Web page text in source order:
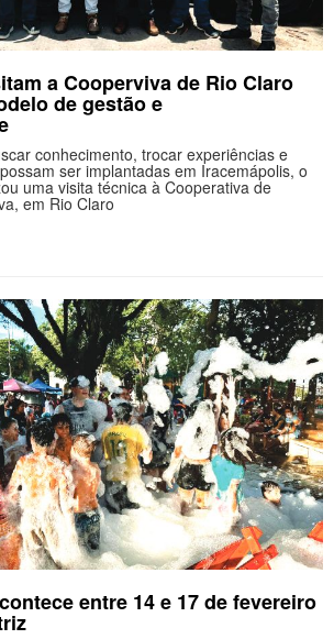
a Cooperviva de Rio Claro
de gestão e
conhecimento, trocar experiências e
ser implantadas em Iracemápolis, o
uma visita técnica à Cooperativa de
em Rio Claro
entre 14 e 17 de fevereiro